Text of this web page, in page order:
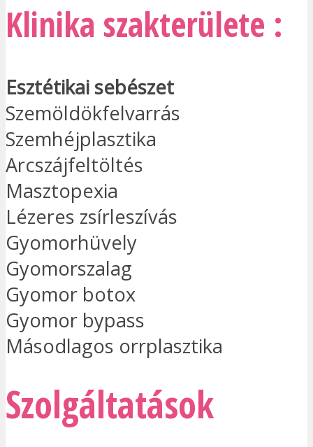
Klinika szakterülete :
Esztétikai sebészet
Szemöldökfelvarrás
Szemhéjplasztika
Arcszájfeltöltés
Masztopexia
Lézeres zsírleszívás
Gyomorhüvely
Gyomorszalag
Gyomor botox
Gyomor bypass
Másodlagos orrplasztika
Szolgáltatások